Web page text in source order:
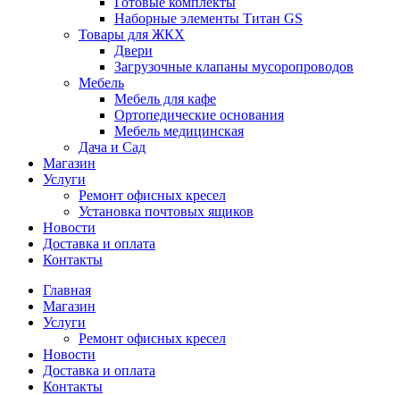
Наборные элементы Титан GS
Товары для ЖКХ
Двери
Загрузочные клапаны мусоропроводов
Мебель
Мебель для кафе
Ортопедические основания
Мебель медицинская
Дача и Сад
Магазин
Услуги
Ремонт офисных кресел
Установка почтовых ящиков
Новости
Доставка и оплата
Контакты
Главная
Магазин
Услуги
Ремонт офисных кресел
Новости
Доставка и оплата
Контакты